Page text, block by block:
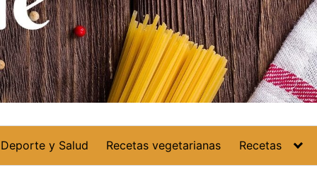
Deporte y Salud Recetas vegetarianas Recetas